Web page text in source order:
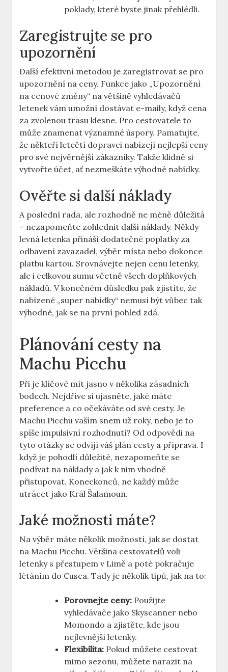
poklady, které byste jinak přehlédli.
Zaregistrujte se pro
upozornění
Další efektivní metodou je zaregistrovat se pro
upozornění na ceny. Funkce jako „Upozornění
na cenové změny“ na většině vyhledávačů
letenek vám umožní dostávat e-maily, když cena
za zvolenou trasu klesne. Pro cestovatele to
může znamenat významné úspory. Pamatujte,
že někteří letečtí dopravci nabízejí nejlepší ceny
pro své nejvěrnější zákazníky. Takže klidně si
vytvořte účet, ať nezmeškáte výhodné nabídky.
Ověřte si další náklady
A poslední rada, ale rozhodně ne méně důležitá
– nezapomeňte zohlednit další náklady. Někdy
levná letenka přináší dodatečné poplatky za
odbavení zavazadel, výběr místa nebo dokonce
platbu kartou. Srovnávejte nejen cenu letenky,
ale i celkovou sumu včetně všech doplňkových
nákladů. V konečném důsledku pak zjistíte, že
nabízené „super nabídky“ nemusí být vůbec tak
výhodné, jak se na první pohled zdá.
Plánování cesty na
Machu Picchu
Při je klíčové mít jasno v několika zásadních
bodech. Nejdříve si ujasněte, jaké máte
preference a co očekáváte od své cesty. Je
Machu Picchu vaším snem už roky, nebo je to
spíše impulsivní rozhodnutí? Od odpovědi na
tyto otázky se odvíjí váš plán cesty a příprava. I
když je pohodlí důležité, nezapomeňte se
podívat na náklady a jak k nim vhodně
přistupovat. Koneckonců, ne každý může
utrácet jako Král Šalamoun.
Jaké možnosti máte?
Na výběr máte několik možností, jak se dostat
na Machu Picchu. Většina cestovatelů voli
letenky s přestupem v Limě a poté pokračuje
létáním do Cusca. Tady je několik tipů, jak na to:
Porovnejte ceny: Použijte
vyhledávače jako Skyscanner nebo
Momondo a zjistěte, kde jsou
nejlevnější letenky.
Flexibilita: Pokud můžete cestovat
mimo sezonu, můžete narazit na